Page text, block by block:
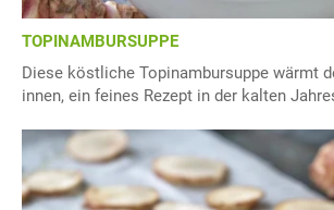
TOPINAMBURSUPPE
Diese köstliche Topinambursuppe wärmt
innen, ein feines Rezept in der kalten